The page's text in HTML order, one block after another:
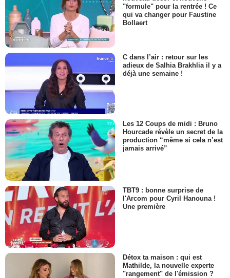
"formule" pour la rentrée ! Ce
qui va changer pour Faustine
Bollaert
C dans l’air : retour sur les
adieux de Salhia Brakhlia il y a
déjà une semaine !
Les 12 Coups de midi : Bruno
Hourcade révèle un secret de la
production “même si cela n’est
jamais arrivé”
TBT9 : bonne surprise de
l'Arcom pour Cyril Hanouna !
Une première
Détox ta maison : qui est
Mathilde, la nouvelle experte
"rangement" de l'émission ?